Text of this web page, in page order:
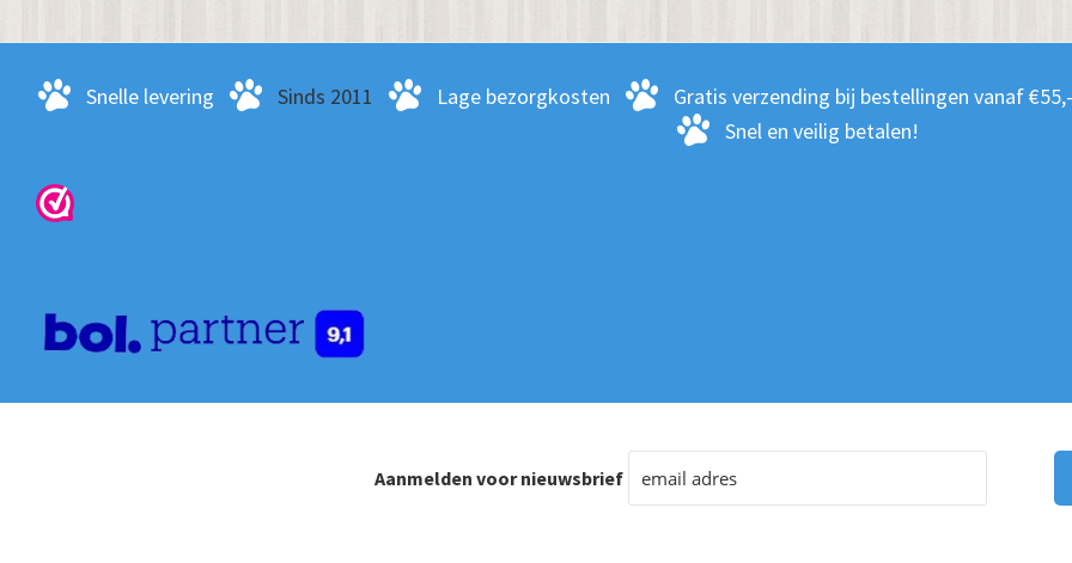
Snelle levering Sinds 2011 Lage bezorgkosten
Gratis verzending bij bestellingen vanaf €55,-
Snel en veilig betalen!
Aanmelden voor nieuwsbrief